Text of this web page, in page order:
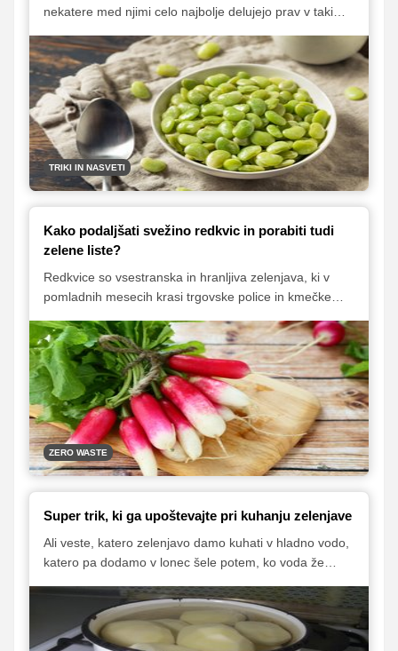
nekatere med njimi celo najbolje delujejo prav v taki
prehrano. Določena živila surova sploh niso užitna,
druga so lažje prebavljiva, če jih termično obdelamo,
nekatera pa lahko surova celo resno ogrozijo naše
zdravje. Predstavljamo vam šest živil, ki jih je iz
različnih razlogov varneje in pametneje skuhati kot jesti
surove.
TRIKI IN NASVETI
Kako podaljšati svežino redkvic in porabiti tudi
zelene liste?
Redkvice so vsestranska in hranljiva zelenjava, ki v
pomladnih mesecih krasi trgovske police in kmečke
na gredicah domačega vrta. Ključ za ohranjanje
njihove hrustljave teksture je v pravilnem shranjevanju,
medtem ko večinoma uporabljamo njihove rdeče
plodove, pa so uporabni tudi zeleni listi.
ZERO WASTE
Super trik, ki ga upoštevajte pri kuhanju zelenjave
Ali veste, katero zelenjavo damo kuhati v hladno vodo,
katero pa dodamo v lonec šele potem, ko voda že
začne kuhati v hladni, druga pa v vreli vodi.